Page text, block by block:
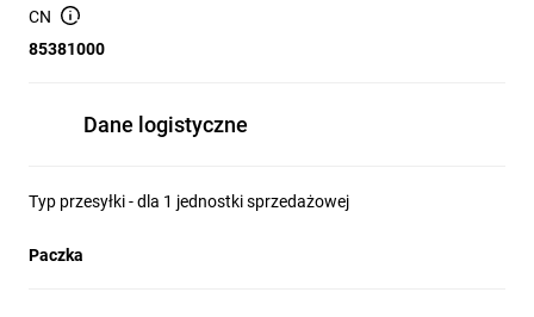
CN
85381000
Dane logistyczne
Typ przesyłki - dla 1 jednostki sprzedażowej
Paczka